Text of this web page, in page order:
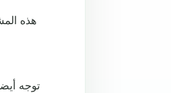
هذه
توجه